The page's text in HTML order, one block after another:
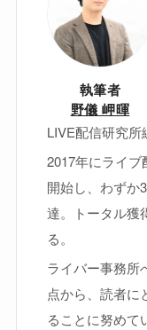
執筆者
野儀 岬暉
LIVE配信研究所
2017年にライ
開始し、わずか
達。トータル獲
る。
ライバー事務所
点から、読者に
ることに努めて